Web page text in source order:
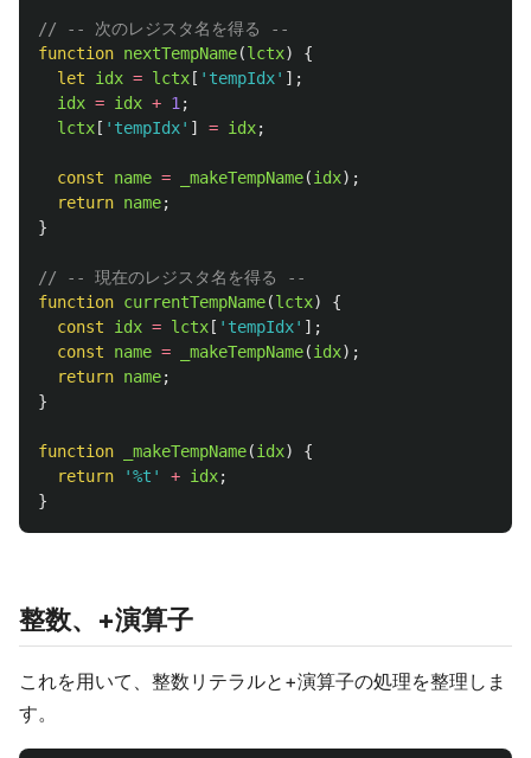
// -- 次のレジスタ名を得る --
function nextTempName(lctx)
{
let
idx = lctx [ ' tempIdx' ];
idx = idx + 1 ;
lctx [ ' tempIdx' ] = idx;
const name = _makeTempName(idx);
return name;
}
// -- 現在のレジスタ名を得る --
function currentTempName(lctx)
{
const
idx = lctx [ ' tempIdx' ];
const
name = _makeTempName(idx);
return name;
}
function _makeTempName(idx)
{
return
'%t ' + idx;
}
整数、+演算子
これを用いて、整数リテラルと+演算子の処理を整理しま
す。